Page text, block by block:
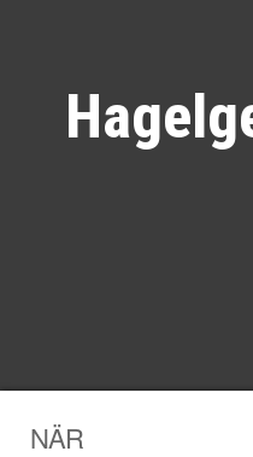
NÄR